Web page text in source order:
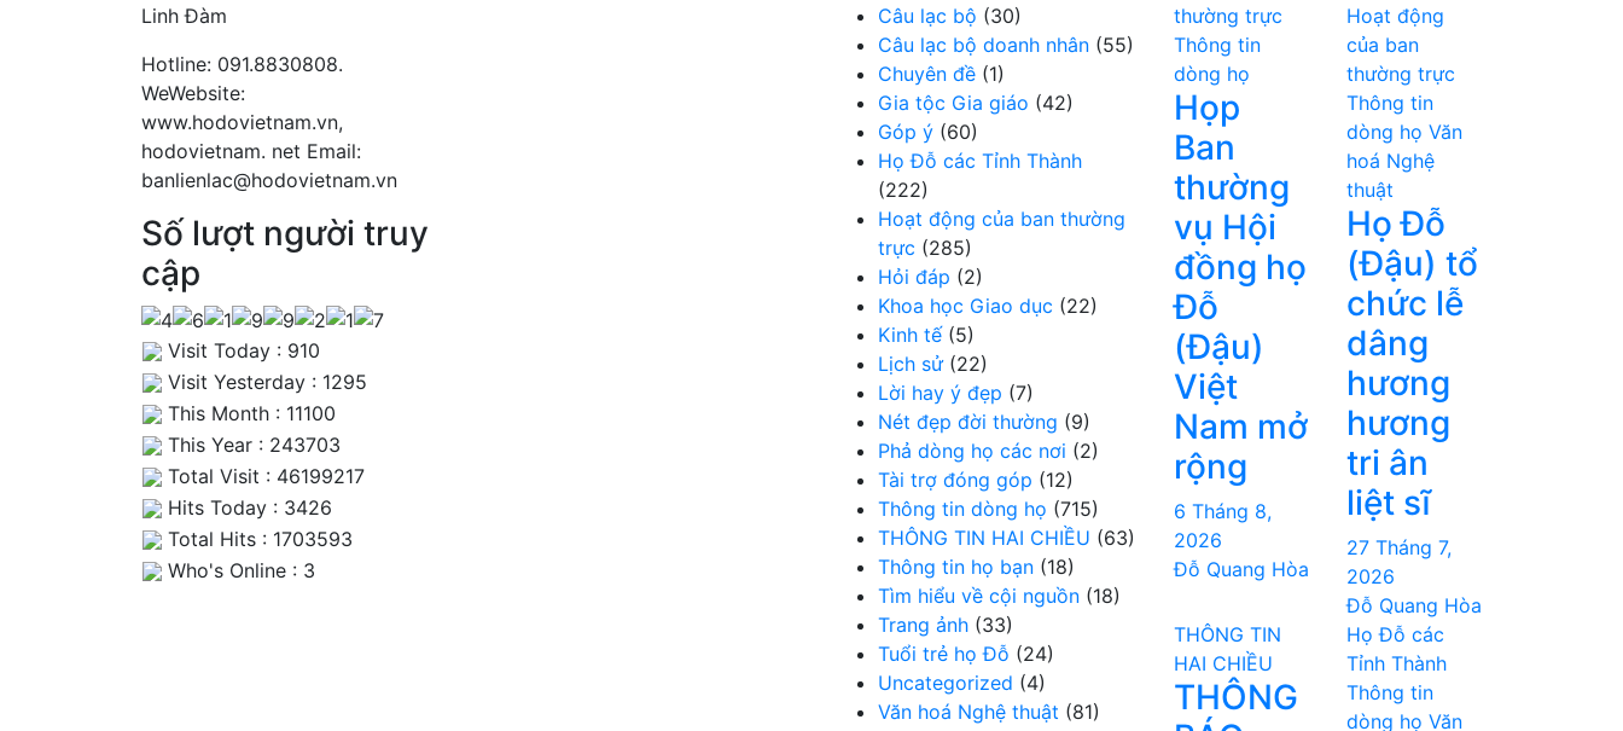
Linh Đàm
Hotline: 091.8830808.
WeWebsite:
www.hodovietnam.vn,
hodovietnam. net Email:
banlienlac@hodovietnam.vn
Số lượt người truy
cập
Visit Today : 910
Visit Yesterday : 1295
This Month : 11100
This Year : 243703
Total Visit : 46199217
Hits Today : 3426
Total Hits : 1703593
Who's Online : 3
Câu lạc bộ (30)
Câu lạc bộ doanh nhân (55)
Chuyên đề (1)
Gia tộc Gia giáo (42)
Góp ý (60)
Họ Đỗ các Tỉnh Thành
(222)
Hoạt động của ban thường
trực (285)
Hỏi đáp (2)
Khoa học Giao dục (22)
Kinh tế(5)
Lịch sử(22)
Lời hay ý đẹp (7)
Nét đẹp đời thường (9)
Phả dòng họ các nơi (2)
Tài trợ đóng góp (12)
Thông tin dòng họ (715)
THÔNG TIN HAI CHIỀU (63)
Thông tin họ bạn (18)
Tìm hiểu về cội nguồn (18)
Trang ảnh (33)
Tuổi trẻ họ Đỗ (24)
Uncategorized (4)
Văn hoá Nghệ thuật (81)
thường trực
Thông tin
dòng họ
Họp
Ban
thường
vụ Hội
đồng họ
Đỗ
(Đậu)
Việt
Nam mở
rộng
6 Tháng 8,
2026
Đỗ Quang Hòa
Hoạt động
của ban
thường trực
Thông tin
dòng họ Văn
hoá Nghệ
thuật
Họ Đỗ
(Đậu) tổ
chức lễ
dâng
hương
hương
tri ân
liệt sĩ
27 Tháng 7,
2026
Đỗ Quang Hòa
THÔNG TIN
HAI CHIỀU
THÔNG
Họ Đỗ các
Tỉnh Thành
Thông tin
dòng họ Văn